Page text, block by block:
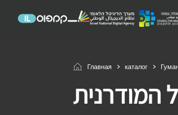
Главная каталог
המודרנית